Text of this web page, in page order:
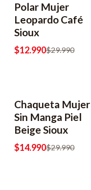
-57% OFF
Polar Mujer
Leopardo Café
Sioux
$12.990$29.990
-50% OFF
Chaqueta Mujer
Sin Manga Piel
Beige Sioux
$14.990$29.990